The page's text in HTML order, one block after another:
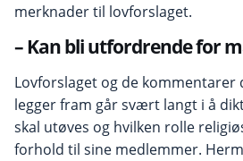
merknader til lovforslaget.
– Kan bli utfordrende for
Lovforslaget og de
legger fram går svært langt i å
skal utøves og hvilken rolle
forhold til sine medlemmer.